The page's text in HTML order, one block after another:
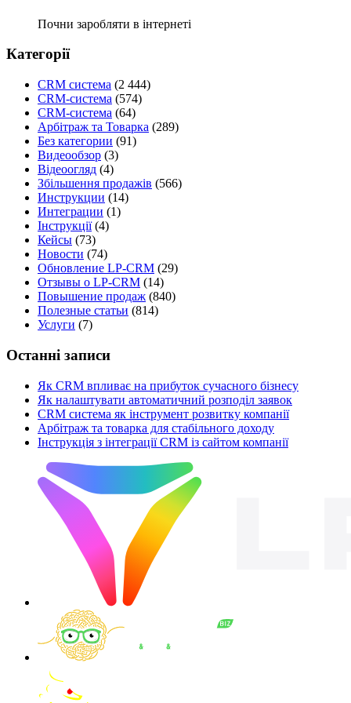
Почни заробляти в інтернеті
Категорії
CRM система (2 444)
CRM-система (574)
CRM-система (64)
Арбітраж та Товарка (289)
Без категории (91)
Видеообзор (3)
Відеоогляд (4)
Збільшення продажів (566)
Инструкции (14)
Интеграции (1)
Інструкції(4)
Кейсы (73)
Новости (74)
Обновление LP-CRM (29)
Отзывы о LP-CRM (14)
Повышение продаж (840)
Полезные статьи (814)
Услуги (7)
Останні записи
Як CRM впливає на прибуток сучасного бізнесу
Як налаштувати автоматичний розподіл заявок
CRM система як інструмент розвитку компанії
Арбітраж та товарка для стабільного доходу
Інструкція з інтеграції CRM із сайтом компанії